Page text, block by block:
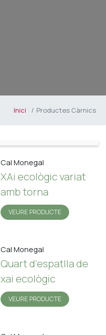
Inici Productes Càrnics
Cal Monegal
XAi ecològic variat
amb torna
VEURE PRODUCTE
Cal Monegal
Quart d'espatlla de
xai ecològic
VEURE PRODUCTE